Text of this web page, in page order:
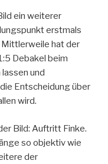
ein weiterer
erstmals
hat der
Debakel beim
und
Entscheidung über
wird.
Bild: Auftritt Finke.
so objektiv wie
der